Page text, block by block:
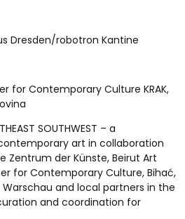
Dresden/robotron Kantine
for Contemporary Culture KRAK,
SOUTHWEST – a
art in collaboration
Zentrum der Künste, Beirut Art
for Contemporary Culture, Bihać,
and local partners in the
and coordination for